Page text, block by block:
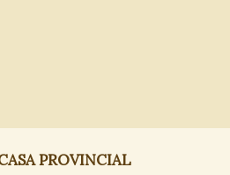
PROVINCIAL